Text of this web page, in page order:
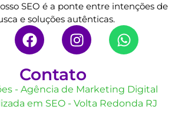
SEO é a ponte entre intenções de
e soluções autênticas.
Contato
- Agência de Marketing Digital
em SEO - Volta Redonda RJ